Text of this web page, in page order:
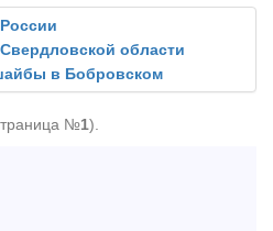
области
в Бобровском
№1).